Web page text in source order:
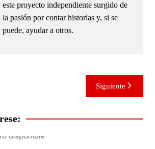
este proyecto independiente surgido de
la pasión por contar historias y, si se
puede, ayudar a otros.
Siguiente